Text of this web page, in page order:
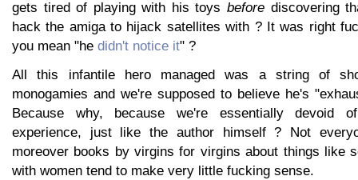
gets tired of playing with his toysbefore discovering
hack the amiga to hijack satellites with ? It was right
you mean "he didn't notice it" ?
All this infantile hero managed was a string of
monogamies and we're supposed to believe he's
Because why, because we're essentially devoid
experience, just like the author himself ? Not
moreover books by virgins for virgins about things like
with women tend to make very little fucking sense.